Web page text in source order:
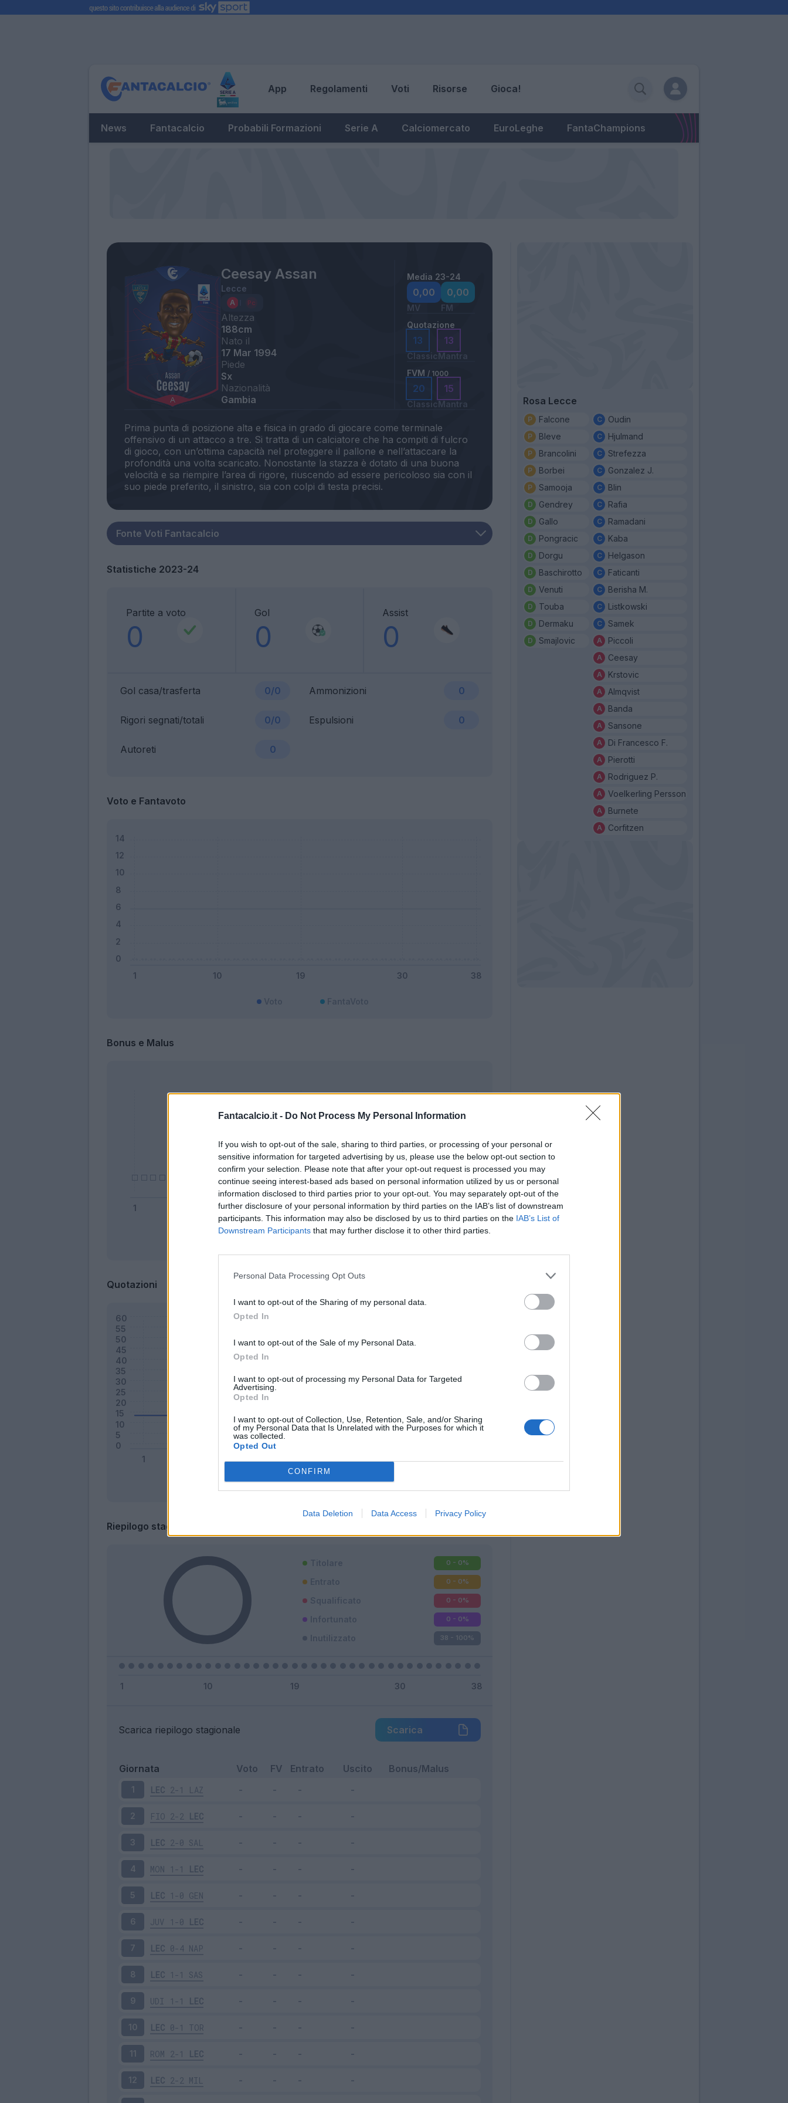
Fantacalcio.it - Do Not Process My Personal Information
If you wish to opt-out of the sale, sharing to third parties, or processing of your personal or
sensitive information for targeted advertising by us, please use the below opt-out section to
confirm your selection. Please note that after your opt-out request is processed you may
continue seeing interest-based ads based on personal information utilized by us or personal
information disclosed to third parties prior to your opt-out. You may separately opt-out of the
further disclosure of your personal information by third parties on the IAB’s list of downstream
participants. This information may also be disclosed by us to third parties on the IAB’s List of
Downstream Participants that may further disclose it to other third parties.
Personal Data Processing Opt Outs
I want to opt-out of the Sharing of my personal data.
Opted In
I want to opt-out of the Sale of my Personal Data.
Opted In
I want to opt-out of processing my Personal Data for Targeted
Advertising.
Opted In
I want to opt-out of Collection, Use, Retention, Sale, and/or Sharing
of my Personal Data that Is Unrelated with the Purposes for which it
was collected.
Opted Out
CONFIRM
Data Deletion Data Access Privacy Policy
App Regolamenti Voti Risorse Gioca!
News Fantacalcio Probabili Formazioni Serie A Calciomercato EuroLeghe FantaChampions
Ceesay Assan
Lecce
Altezza
188cm
Nato il
17 Mar 1994
Piede
Sx
Nazionalità
Gambia
Media 23-24
0,00
MV
0,00
FM
Quotazione
13
Classic
13
Mantra
FVM / 1000
20
Classic
15
Mantra
Prima punta di posizione alta e fisica in grado di giocare come terminale
offensivo di un attacco a tre. Si tratta di un calciatore che ha compiti di fulcro
di gioco, con un’ottima capacità nel proteggere il pallone e nell’attaccare la
profondità una volta scaricato. Nonostante la stazza è dotato di una buona
velocità e sa riempire l’area di rigore, riuscendo ad essere pericoloso sia con il
Statistiche 2023-24
Partite a voto
0
Gol
0
Assist
0
Gol casa/trasferta 0/0 Ammonizioni 0
Rigori segnati/totali 0/0 Espulsioni 0
Autoreti 0
Voto e Fantavoto
Bonus e Malus
Quotazioni
Classic Mantra
Riepilogo stagione
Titolare 0 - 0%
Entrato 0 - 0%
Squalificato 0 - 0%
Infortunato 0 - 0%
Inutilizzato 38 - 100%
Scarica riepilogo stagionale Scarica
Giornata Voto FV Entrato Uscito Bonus/Malus
1 LEC 2-1 LAZ
2 FIO 2-2 LEC
3 LEC 2-0 SAL
4 MON 1-1 LEC
5 LEC 1-0 GEN
6 JUV 1-0 LEC
7 LEC 0-4 NAP
8 LEC 1-1 SAS
9 UDI 1-1 LEC
10 LEC 0-1 TOR
11 ROM 2-1 LEC
12 LEC 2-2 MIL
Rosa Lecce
Falcone
Bleve
Brancolini
Borbei
Samooja
Gendrey
Gallo
Pongracic
Dorgu
Baschirotto
Venuti
Touba
Dermaku
Smajlovic
Oudin
Hjulmand
Strefezza
Gonzalez J.
Blin
Rafia
Ramadani
Kaba
Helgason
Faticanti
Berisha M.
Listkowski
Samek
Piccoli
Ceesay
Krstovic
Almqvist
Banda
Sansone
Di Francesco F.
Pierotti
Rodriguez P.
Voelkerling Persson
Burnete
Corfitzen